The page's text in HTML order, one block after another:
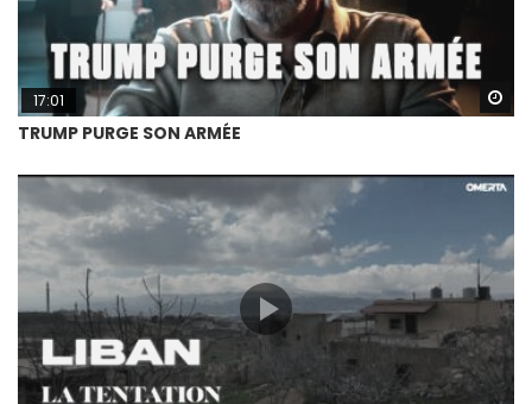
17:01
TRUMP PURGE SON ARMÉE